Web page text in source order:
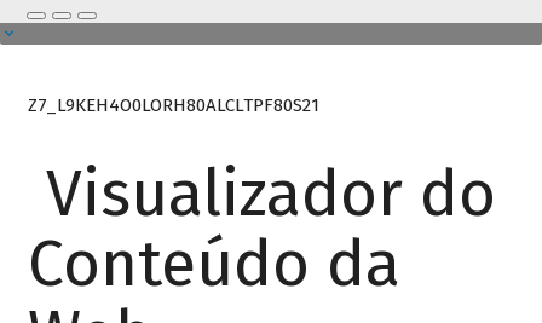
Z7_L9KEH4O0LORH80ALCLTPF80S21
Visualizador do
Conteúdo da